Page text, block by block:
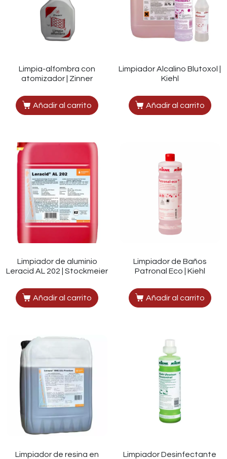
Limpia-alfombra con
atomizador | Zinner
Añadir al carrito
Limpiador Alcalino Blutoxol |
Kiehl
Añadir al carrito
Limpiador de aluminio
Leracid AL 202 | Stockmeier
Añadir al carrito
Limpiador de Baños
Patronal Eco | Kiehl
Añadir al carrito
Limpiador de resina en
Limpiador Desinfectante